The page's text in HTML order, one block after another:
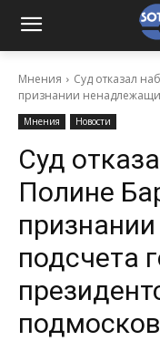
Мнения
Суд отказал
признании
Мнения Новости
Суд
Полине
подсчета